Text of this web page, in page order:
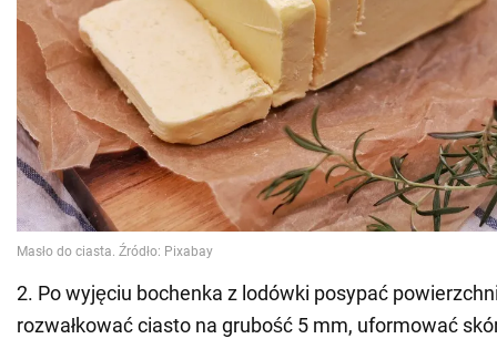
2. Po wyjęciu bochenka z lodówki posypać
rozwałkować ciasto na grubość 5 mm, uformować